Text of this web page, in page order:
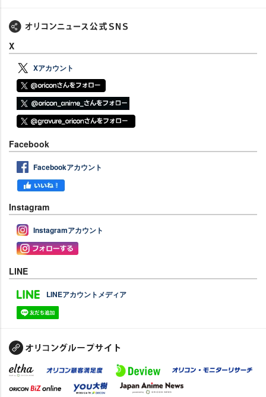
X
Xアカウント
Facebook
Facebookアカウント
Instagram
Instagramアカウント
LINE
LINEアカウントメディア